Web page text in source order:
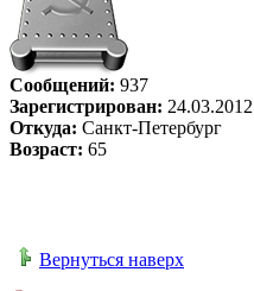
Сообщений: 937
Зарегистрирован: 24.03.2012
Откуда: Санкт-Петербург
Возраст: 65
Вернуться наверх